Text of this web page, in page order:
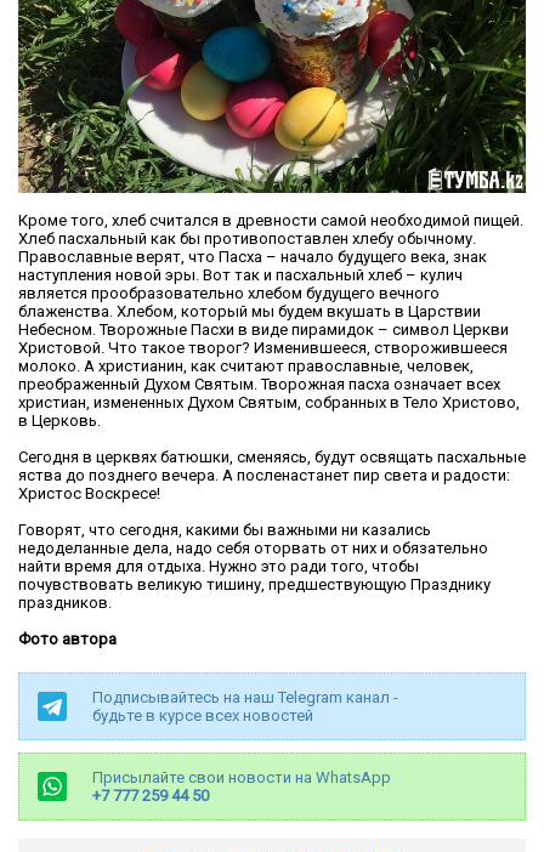
Кроме того, хлеб считался в древности самой необходимой пищей.
Хлеб пасхальный как бы противопоставлен хлебу обычному.
Православные верят, что Пасха – начало будущего века, знак
наступления новой эры. Вот так и пасхальный хлеб – кулич
является прообразовательно хлебом будущего вечного
блаженства. Хлебом, который мы будем вкушать в Царствии
Небесном. Творожные Пасхи в виде пирамидок – символ Церкви
Христовой. Что такое творог? Изменившееся, створожившееся
молоко. А христианин, как считают православные, человек,
преображенный Духом Святым. Творожная пасха означает всех
христиан, измененных Духом Святым, собранных в Тело Христово,
в Церковь.
Сегодня в церквях батюшки, сменяясь, будут освящать пасхальные
яства до позднего вечера. А посленастанет пир света и радости:
Христос Воскресе!
Говорят, что сегодня, какими бы важными ни казались
недоделанные дела, надо себя оторвать от них и обязательно
найти время для отдыха. Нужно это ради того, чтобы
почувствовать великую тишину, предшествующую Празднику
праздников.
Фото автора
Подписывайтесь на наш Telegram канал -
будьте в курсе всех новостей
Присылайте свои новости на WhatsApp
+7 777 259 44 50